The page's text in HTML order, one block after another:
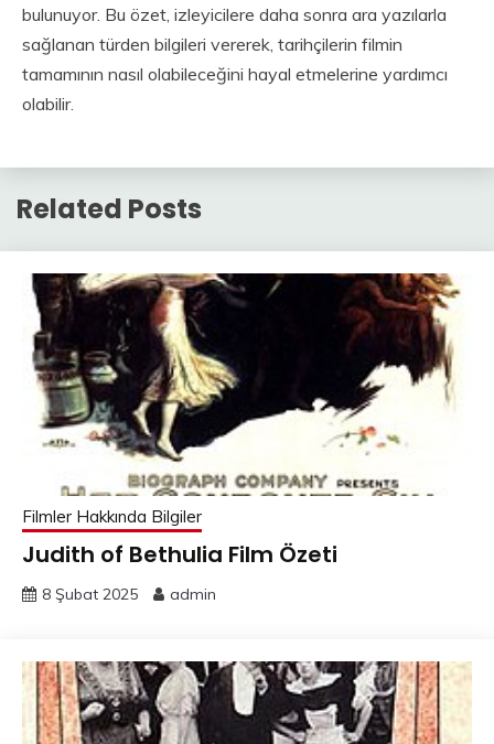
bulunuyor. Bu özet, izleyicilere daha sonra ara yazılarla
sağlanan türden bilgileri vererek, tarihçilerin filmin
tamamının nasıl olabileceğini hayal etmelerine yardımcı
olabilir.
Related Posts
Filmler Hakkında Bilgiler
Judith of Bethulia Film Özeti
8 Şubat 2025 admin